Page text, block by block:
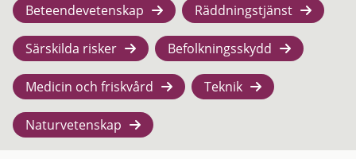
Beteendevetenskap Räddningstjänst
Särskilda risker Befolkningsskydd
Medicin och friskvård Teknik
Naturvetenskap